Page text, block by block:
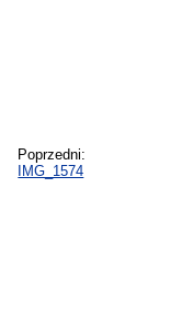
Poprzedni:
IMG_1574